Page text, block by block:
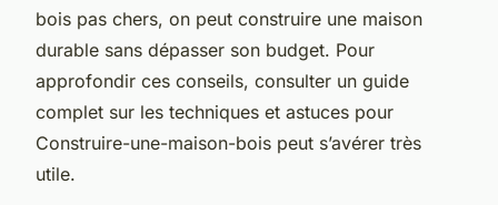
bois pas chers, on peut construire une maison
durable sans dépasser son budget. Pour
approfondir ces conseils, consulter un guide
complet sur les techniques et astuces pour
Construire-une-maison-bois peut s’avérer très
utile.